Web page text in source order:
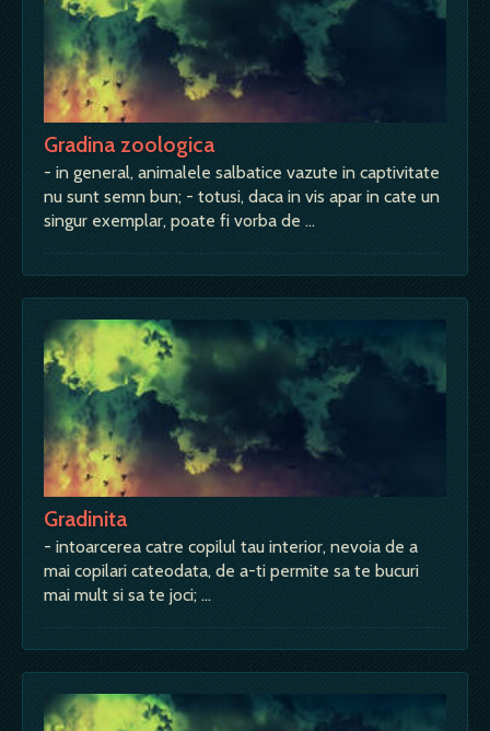
Gradina zoologica
- in general, animalele salbatice vazute in captivitate
nu sunt semn bun; - totusi, daca in vis apar in cate un
singur exemplar, poate fi vorba de …
Gradinita
- intoarcerea catre copilul tau interior, nevoia de a
mai copilari cateodata, de a-ti permite sa te bucuri
mai mult si sa te joci; …